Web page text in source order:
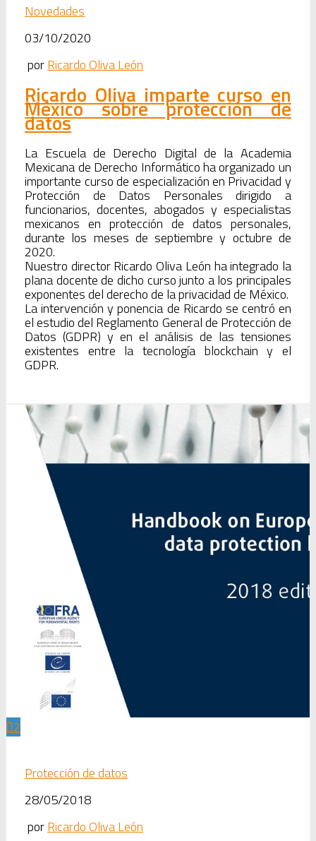
Novedades
03/10/2020
porRicardo Oliva León
Ricardo Oliva imparte curso en
México sobre protección de
datos
La Escuela de Derecho Digital de la Academia
Mexicana de Derecho Informático ha organizado un
importante curso de especialización en Privacidad y
Protección de Datos Personales dirigido a
funcionarios, docentes, abogados y especialistas
mexicanos en protección de datos personales,
durante los meses de septiembre y octubre de
2020.
Nuestro director Ricardo Oliva León ha integrado la
plana docente de dicho curso junto a los principales
exponentes del derecho de la privacidad de México.
La intervención y ponencia de Ricardo se centró en
el estudio del Reglamento General de Protección de
Datos (GDPR) y en el análisis de las tensiones
existentes entre la tecnología blockchain y el
GDPR.
2
Protección de datos
28/05/2018
porRicardo Oliva León